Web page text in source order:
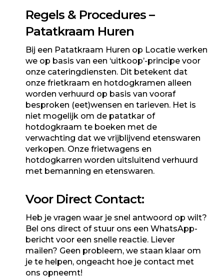
Regels & Procedures –
Patatkraam Huren
Bij een Patatkraam Huren op Locatie werken
we op basis van een ‘uitkoop’-principe voor
onze cateringdiensten. Dit betekent dat
onze frietkraam en hotdogkramen alleen
worden verhuurd op basis van vooraf
besproken (eet)wensen en tarieven. Het is
niet mogelijk om de patatkar of
hotdogkraam te boeken met de
verwachting dat we vrijblijvend etenswaren
verkopen. Onze frietwagens en
hotdogkarren worden uitsluitend verhuurd
met bemanning en etenswaren.
Voor Direct Contact:
Heb je vragen waar je snel antwoord op wilt?
Bel ons direct of stuur ons een WhatsApp-
bericht voor een snelle reactie. Liever
mailen? Geen probleem, we staan klaar om
je te helpen, ongeacht hoe je contact met
ons opneemt!